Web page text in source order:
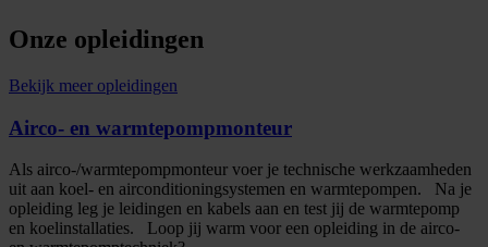
Onze opleidingen
Bekijk meer opleidingen
Airco- en warmtepompmonteur
Als airco-/warmtepompmonteur voer je technische werkzaamheden
uit aan koel- en airconditioningsystemen en warmtepompen. Na je
opleiding leg je leidingen en kabels aan en test jij de warmtepomp
en koelinstallaties. Loop jij warm voor een opleiding in de airco-